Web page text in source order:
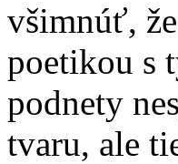
všimnúť,
poetikou s
podnety
tvaru, ale